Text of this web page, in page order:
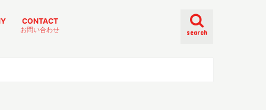
search
CONTACT
お問い合わせ